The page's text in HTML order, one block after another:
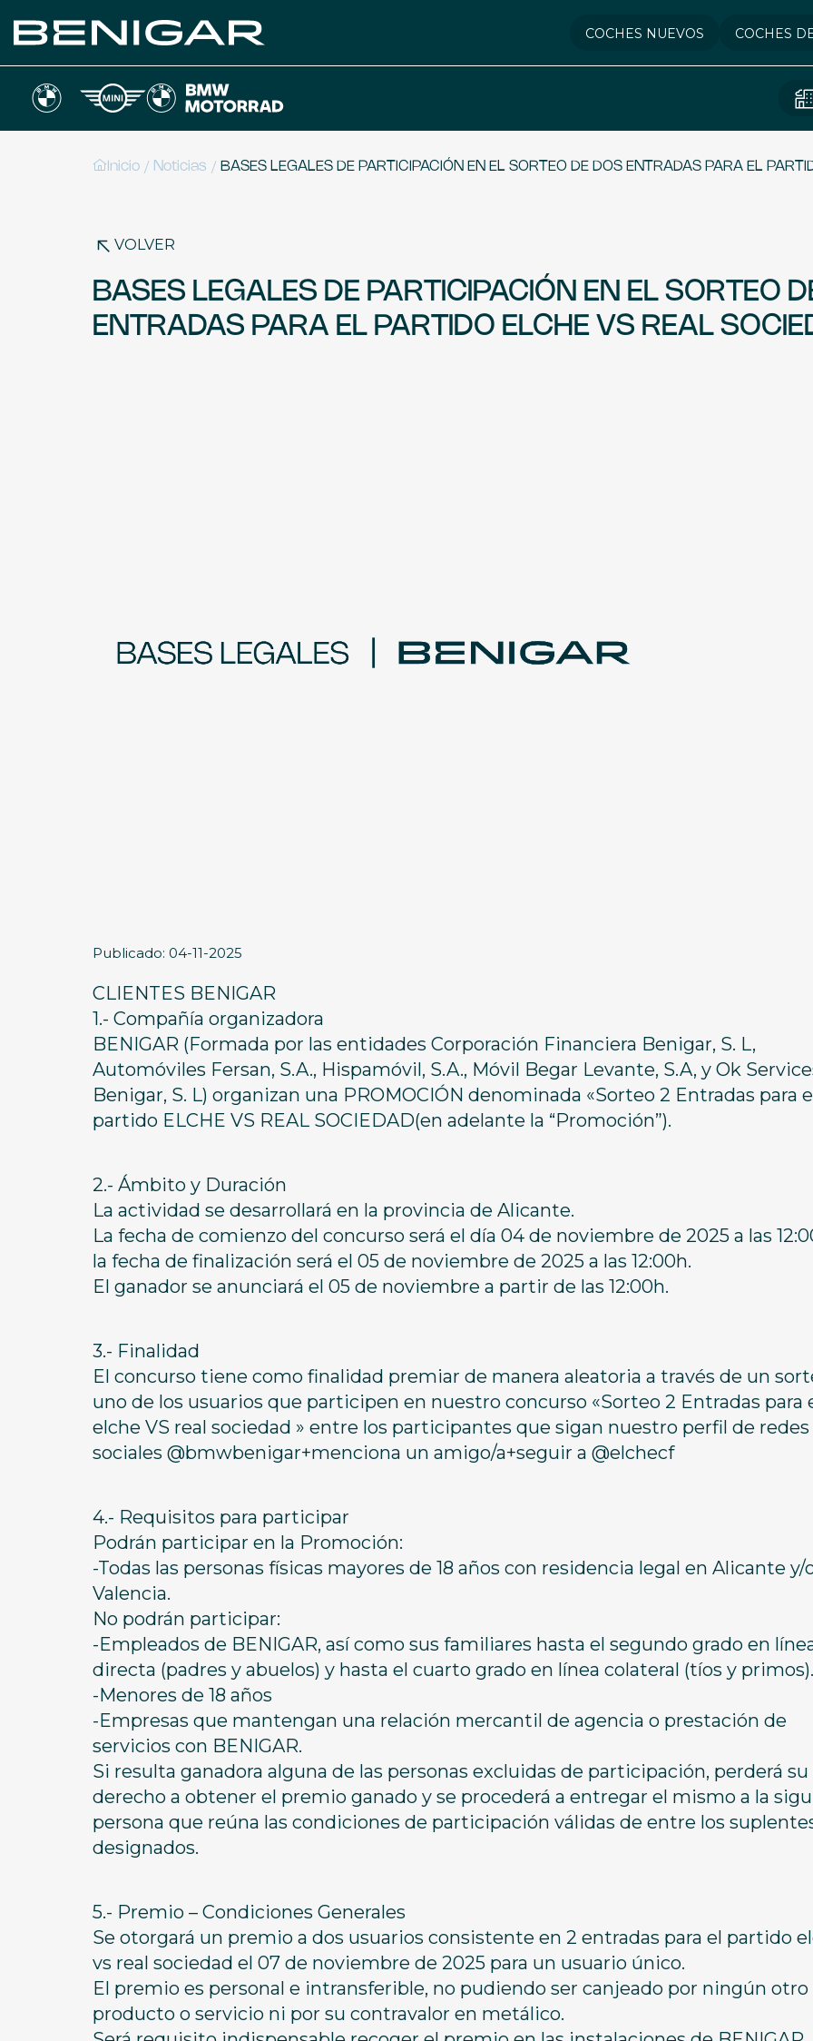
COCHES NUEVOS COCHES
Inicio / Noticias / BASES LEGALES DE PARTICIPACIÓN EN EL SORTEO DE DOS ENTRADAS PARA EL
VOLVER
BASES LEGALES DE PARTICIPACIÓN EN EL SORTEO
ENTRADAS PARA EL PARTIDO ELCHE VS REAL
Publicado: 04-11-2025
CLIENTES BENIGAR
1.- Compañía organizadora
BENIGAR (Formada por las entidades Corporación Financiera Benigar, S. L,
Automóviles Fersan, S.A., Hispamóvil, S.A., Móvil Begar Levante, S.A, y Ok
Benigar, S. L) organizan una PROMOCIÓN denominada «Sorteo 2 Entradas para
partido ELCHE VS REAL SOCIEDAD(en adelante la “Promoción”).
2.- Ámbito y Duración
La actividad se desarrollará en la provincia de Alicante.
La fecha de comienzo del concurso será el día 04 de noviembre de 2025 a las
la fecha de finalización será el 05 de noviembre de 2025 a las 12:00h.
El ganador se anunciará el 05 de noviembre a partir de las 12:00h.
3.- Finalidad
El concurso tiene como finalidad premiar de manera aleatoria a través de un
uno de los usuarios que participen en nuestro concurso «Sorteo 2 Entradas para
elche VS real sociedad » entre los participantes que sigan nuestro perfil de redes
sociales @bmwbenigar+menciona un amigo/a+seguir a @elchecf
4.- Requisitos para participar
Podrán participar en la Promoción:
-Todas las personas físicas mayores de 18 años con residencia legal en Alicante y/
Valencia.
No podrán participar:
-Empleados de BENIGAR, así como sus familiares hasta el segundo grado en
directa (padres y abuelos) y hasta el cuarto grado en línea colateral (tíos y primos).
-Menores de 18 años
-Empresas que mantengan una relación mercantil de agencia o prestación de
servicios con BENIGAR.
Si resulta ganadora alguna de las personas excluidas de participación, perderá su
derecho a obtener el premio ganado y se procederá a entregar el mismo a la
persona que reúna las condiciones de participación válidas de entre los
designados.
5.- Premio – Condiciones Generales
Se otorgará un premio a dos usuarios consistente en 2 entradas para el partido
vs real sociedad el 07 de noviembre de 2025 para un usuario único.
El premio es personal e intransferible, no pudiendo ser canjeado por ningún otro
producto o servicio ni por su contravalor en metálico.